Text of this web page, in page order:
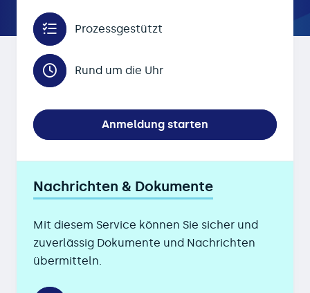
Prozessgestützt
Rund um die Uhr
Anmeldung starten
Nachrichten & Dokumente
Mit diesem Service können Sie sicher und
zuverlässig Dokumente und Nachrichten
übermitteln.